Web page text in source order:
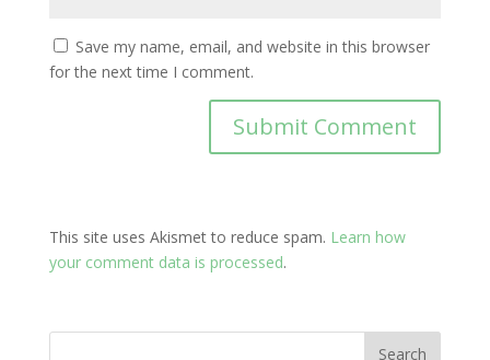
Save my name, email, and website in this browser
for the next time I comment.
This site uses Akismet to reduce spam. Learn how
your comment data is processed.